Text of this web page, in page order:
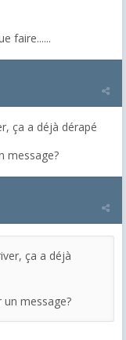
faire......
ça a déjà dérapé
message?
ça a déjà
un message?